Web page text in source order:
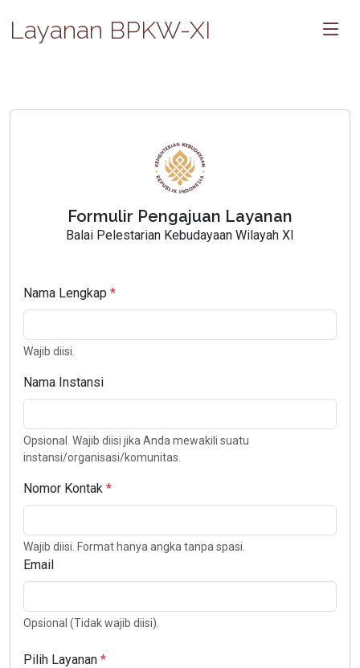
Layanan BPKW-XI
Formulir Pengajuan Layanan
Balai Pelestarian Kebudayaan Wilayah XI
Nama Lengkap
Wajib diisi.
Nama Instansi
Opsional. Wajib diisi jika Anda mewakili suatu
instansi/organisasi/komunitas.
Nomor Kontak
Wajib diisi. Format hanya angka tanpa spasi.
Email
Opsional (Tidak wajib diisi).
Pilih Layanan